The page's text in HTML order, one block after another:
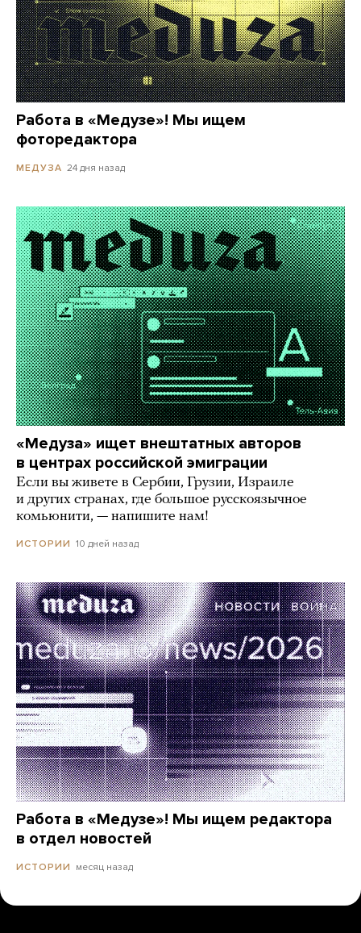
Работа в «Медузе»! Мы ищем
фоторедактора
МЕДУЗА 24 дня назад
«Медуза» ищет внештатных авторов
в центрах российской эмиграции
Если вы живете в Сербии, Грузии, Израиле
и других странах, где большое русскоязычное
комьюнити, — напишите нам!
ИСТОРИИ 10 дней назад
Работа в «Медузе»! Мы ищем редактора
в отдел новостей
ИСТОРИИ месяц назад